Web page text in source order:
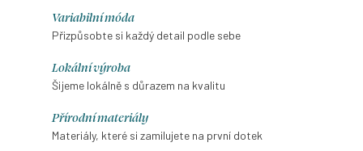
Variabilní móda
Přizpůsobte si každý detail podle sebe
Lokální výroba
Šijeme lokálně s důrazem na kvalitu
Přírodní materiály
Materiály, které si zamilujete na první dotek